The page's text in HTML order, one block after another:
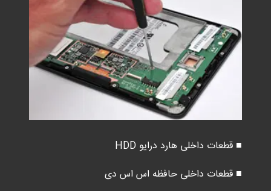
■ قطعات داخلی هارد درایو HDD
■ قطعات داخلی حافظه اس اس دی